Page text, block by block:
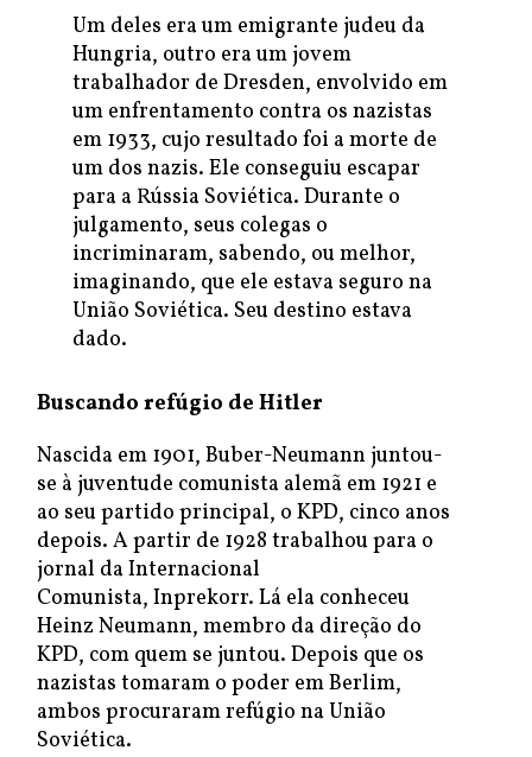
Um deles era um emigrante judeu da
Hungria, outro era um jovem
trabalhador de Dresden, envolvido em
um enfrentamento contra os nazistas
em 1933, cujo resultado foi a morte de
um dos nazis. Ele conseguiu escapar
para a Rússia Soviética. Durante o
julgamento, seus colegas o
incriminaram, sabendo, ou melhor,
imaginando, que ele estava seguro na
União Soviética. Seu destino estava
dado.
Buscando refúgio de Hitler
Nascida em 1901, Buber-Neumann juntou-
se à juventude comunista alemã em 1921 e
ao seu partido principal, o KPD, cinco anos
depois. A partir de 1928 trabalhou para o
jornal da Internacional
Comunista, Inprekorr. Lá ela conheceu
Heinz Neumann, membro da direção do
KPD, com quem se juntou. Depois que os
nazistas tomaram o poder em Berlim,
ambos procuraram refúgio na União
Soviética.